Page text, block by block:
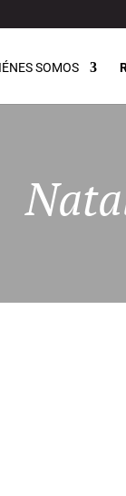
SOMOS